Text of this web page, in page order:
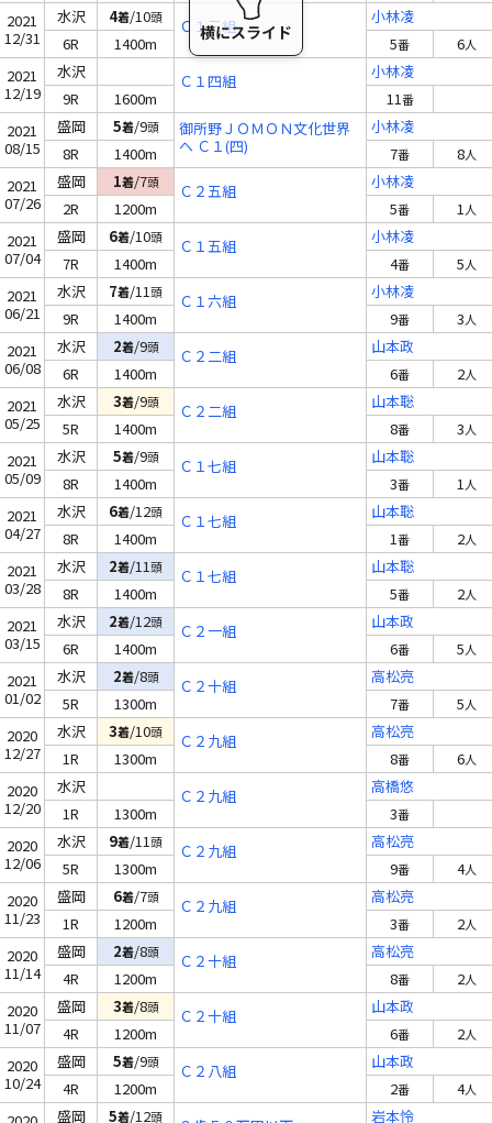
2021
12/31
水沢 4着/10頭 Ｃ１三組
小林凌
6R
1400m 5番 6人
2021
12/19
水沢 Ｃ１四組
小林凌
9R
1600m 11番
2021
08/15
盛岡 5着/9頭
御所野ＪＯＭＯＮ文化世界
へ Ｃ１(四)
小林凌
8R
1400m 7番 8人
2021
07/26
盛岡 1着/7頭 Ｃ２五組
小林凌
2R
1200m 5番 1人
2021
07/04
盛岡 6着/10頭 Ｃ１五組
小林凌
7R
1400m 4番 5人
2021
06/21
水沢 7着/11頭 Ｃ１六組
小林凌
9R
1400m 9番 3人
2021
06/08
水沢 2着/9頭 Ｃ２二組
山本政
6R
1400m 6番 2人
2021
05/25
水沢 3着/9頭 Ｃ２二組
山本聡
5R
1400m 8番 3人
2021
05/09
水沢 5着/9頭 Ｃ１七組
山本聡
8R
1400m 3番 1人
2021
04/27
水沢 6着/12頭 Ｃ１七組
山本聡
8R
1400m 1番 2人
2021
03/28
水沢 2着/11頭 Ｃ１七組
山本聡
8R
1400m 5番 2人
2021
03/15
水沢 2着/12頭 Ｃ２一組
山本政
6R
1400m 6番 5人
2021
01/02
水沢 2着/8頭 Ｃ２十組
高松亮
5R
1300m 7番 5人
2020
12/27
水沢 3着/10頭 Ｃ２九組
高松亮
1R
1300m 8番 6人
2020
12/20
水沢 Ｃ２九組
高橋悠
1R
1300m 3番
2020
12/06
水沢 9着/11頭 Ｃ２九組
高松亮
5R
1300m 9番 4人
2020
11/23
盛岡 6着/7頭 Ｃ２九組
高松亮
1R
1200m 3番 2人
2020
11/14
盛岡 2着/8頭 Ｃ２十組
高松亮
4R
1200m 8番 2人
2020
11/07
盛岡 3着/8頭 Ｃ２十組
山本政
4R
1200m 6番 2人
2020
10/24
盛岡 5着/9頭 Ｃ２八組
山本政
4R
1200m 2番 4人
盛岡 5着/12頭
岩本怜